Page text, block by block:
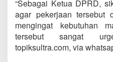
“Sebagai Ketua DPRD,
agar pekerjaan tersebut
mengingat kebutuhan
tersebut sangat
topiksultra.com, via